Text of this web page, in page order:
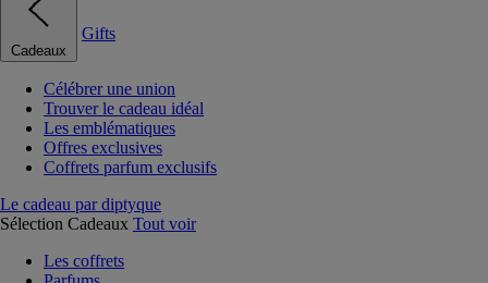
Cadeaux
Gifts
Célébrer une union
Trouver le cadeau idéal
Les emblématiques
Offres exclusives
Coffrets parfum exclusifs
Le cadeau par diptyque
Sélection Cadeaux Tout voir
Les coffrets